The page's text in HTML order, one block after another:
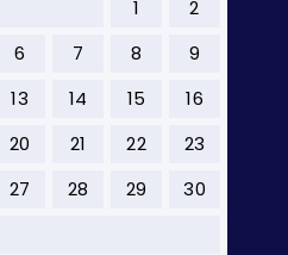
1
2
6 7 8
9
13 14 15
16
20 21 22
23
27 28 29
30